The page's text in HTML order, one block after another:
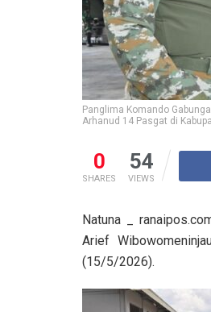
Panglima Komando
Arhanud 14 Pasgat di
0
SHARES
54
VIEWS
Natuna _
Arief Wibowo
(15/5/2026).